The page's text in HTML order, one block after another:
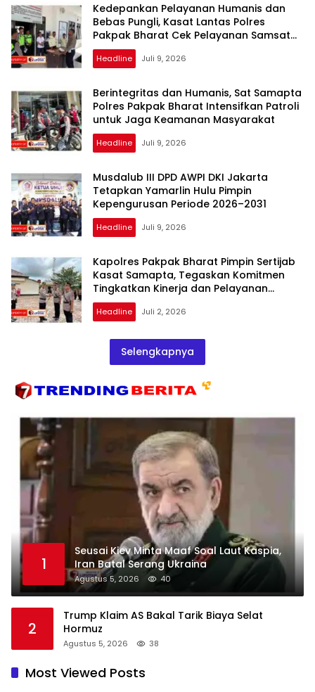
Kedepankan Pelayanan Humanis dan
Bebas Pungli, Kasat Lantas Polres
Pakpak Bharat Cek Pelayanan Samsat
Salak
Headline Juli 9, 2026
Berintegritas dan Humanis, Sat Samapta
Polres Pakpak Bharat Intensifkan Patroli
untuk Jaga Keamanan Masyarakat
Headline Juli 9, 2026
Musdalub III DPD AWPI DKI Jakarta
Tetapkan Yamarlin Hulu Pimpin
Kepengurusan Periode 2026–2031
Headline Juli 9, 2026
Kapolres Pakpak Bharat Pimpin Sertijab
Kasat Samapta, Tegaskan Komitmen
Tingkatkan Kinerja dan Pelayanan
kepada Masyarakat
Headline Juli 2, 2026
Selengkapnya
1
Seusai Kiev Minta Maaf Soal Laut Kaspia,
Iran Batal Serang Ukraina
Agustus 5, 2026 40
2
Trump Klaim AS Bakal Tarik Biaya Selat
Hormuz
Agustus 5, 2026 38
Most Viewed Posts